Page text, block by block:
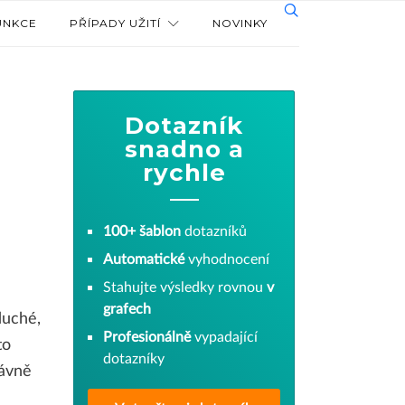
PŘÍPADY UŽITÍ NOVINKY
Dotazník
snadno a
rychle
100+ šablon dotazníků
Automatickévyhodnocení
Stahujte výsledky rovnou v
grafech
Profesionálněvypadající
dotazníky